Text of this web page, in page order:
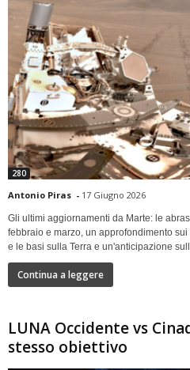
280
Antonio Piras - 17 Giugno 2026
Gli ultimi aggiornamenti da Marte: le
febbraio e marzo, un approfondimento
e le basi sulla Terra e un'anticipazione
Continua a leggere
LUNA Occidente vs
stesso obiettivo